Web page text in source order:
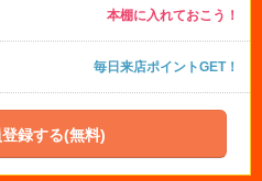
本棚に入れておこう！
毎日来店ポイントGET！
録する(無料)